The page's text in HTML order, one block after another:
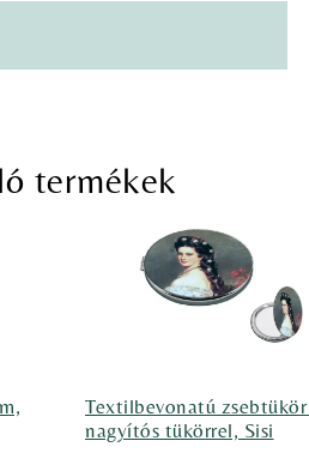
termékek
Textilbevonatú
nagyítós tükörrel, Sisi